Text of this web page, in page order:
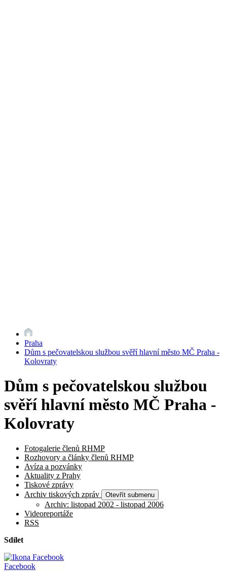
Praha
Dům s pečovatelskou službou svěří hlavní město MČ Praha -
Kolovraty
Dům s pečovatelskou službou
svěří hlavní město MČ Praha -
Kolovraty
Fotogalerie členů RHMP
Rozhovory a články členů RHMP
Avíza a pozvánky
Aktuality z Prahy
Tiskové zprávy
Archiv tiskových zpráv
Otevřít submenu
Archiv: listopad 2002 - listopad 2006
Videoreportáže
RSS
Sdílet
Facebook